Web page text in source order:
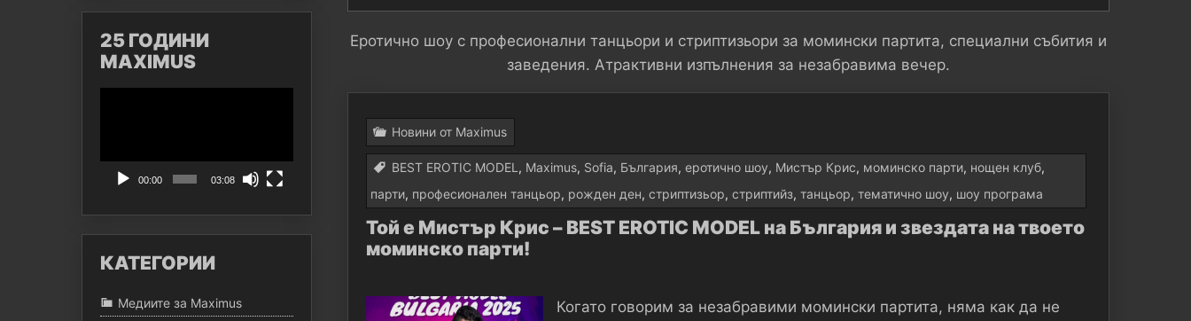
Еротично шоу с професионални танцьори и стриптизьори за момински партита, специални събития и
заведения. Атрактивни изпълнения за незабравима вечер.
Новини от Maximus
BEST EROTIC MODEL , Maximus, Sofia, България, еротично шоу, Мистър Крис, моминско парти, нощен клуб,
парти, професионален танцьор, рожден ден, стриптизьор, стриптийз, танцьор, тематично шоу, шоу програма
Той е Мистър Крис – BEST EROTIC MODEL на България и звездата на твоето
моминско парти!
Когато говорим за незабравими момински партита, няма как да не
25 ГОДИНИ
MAXIMUS
00:00 03:08
КАТЕГОРИИ
Медиите за Maximus